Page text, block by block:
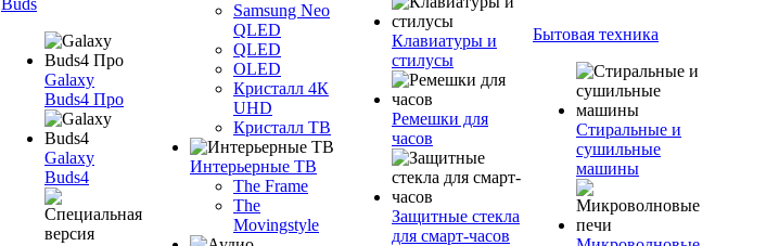
Buds
Galaxy
Buds4 Про
Galaxy
Buds4
Samsung Neo
QLED
QLED
OLED
Кристалл 4К
UHD
Кристалл ТВ
Интерьерные ТВ
The Frame
The
Movingstyle
Клавиатуры и
стилусы
Ремешки для
часов
Защитные стекла
для смарт-часов
Бытовая техника
Стиральные и
сушильные
машины